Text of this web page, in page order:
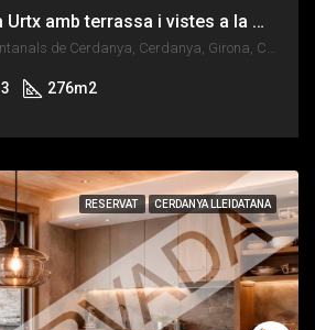
Casa cantonera a Urtx amb terrassa i vistes a la muntanya
Urtx, el Vilar d'Urtx, Fontanals de Cerdanya, Cerdanya, Girona, Catalunya, 66340, España
3 276m2
RESERVAT CERDANYA LLEIDATANA